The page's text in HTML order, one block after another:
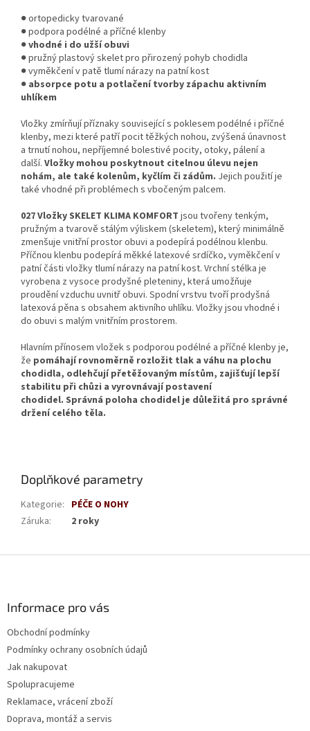
● ortopedicky tvarované
● podpora podélné a příčné klenby
●vhodné i do užší obuvi
● pružný plastový skelet pro přirozený pohyb chodidla
● vyměkčení v patě tlumí nárazy na patní kost
● absorpce potu a potlačení tvorby zápachu aktivním
uhlíkem
Vložky zmírňují příznaky související s poklesem podélné i příčné
klenby, mezi které patří pocit těžkých nohou, zvýšená únavnost
a trnutí nohou, nepříjemné bolestivé pocity, otoky, pálení a
další. Vložky mohou poskytnout citelnou úlevu nejen
nohám, ale také kolenům, kyčlím či zádům. Jejich použití je
také vhodné při problémech s vbočeným palcem.
027 Vložky SKELET KLIMA KOMFORT jsou tvořeny tenkým,
pružným a tvarově stálým výliskem (skeletem), který minimálně
zmenšuje vnitřní prostor obuvi a podepírá podélnou klenbu.
Příčnou klenbu podepírá měkké latexové srdíčko, vyměkčení v
patní části vložky tlumí nárazy na patní kost. Vrchní stélka je
vyrobena z vysoce prodyšné pleteniny, která umožňuje
proudění vzduchu uvnitř obuvi. Spodní vrstvu tvoří prodyšná
latexová pěna s obsahem aktivního uhlíku. Vložky jsou vhodné i
do obuvi s malým vnitřním prostorem.
Hlavním přínosem vložek s podporou podélné a příčné klenby je,
že pomáhají rovnoměrně rozložit tlak a váhu na plochu
chodidla, odlehčují přetěžovaným místům, zajišťují lepší
stabilitu při chůzi a vyrovnávají postavení
chodidel. Správná poloha chodidel je důležitá pro správné
držení celého těla.
Doplňkové parametry
Kategorie: PÉČE O NOHY
Záruka: 2 roky
Informace pro vás
Obchodní podmínky
Podmínky ochrany osobních údajů
Jak nakupovat
Spolupracujeme
Reklamace, vrácení zboží
Doprava, montáž a servis